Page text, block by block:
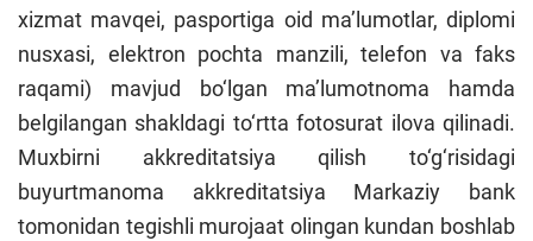
xizmat mavqei, pasportiga oid ma’lumotlar, diplomi
nusxasi, elektron pochta manzili, telefon va faks
raqami) mavjud bo‘lgan ma’lumotnoma hamda
belgilangan shakldagi to‘rtta fotosurat ilova qilinadi.
Muxbirni akkreditatsiya qilish to‘g‘risidagi
buyurtmanoma akkreditatsiya Markaziy bank
tomonidan tegishli murojaat olingan kundan boshlab